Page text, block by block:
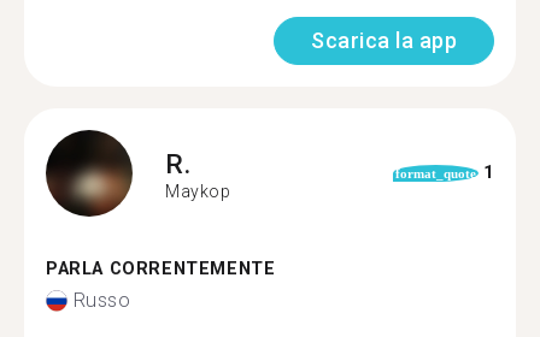
Scarica la app
R.
Maykop
format_quote 1
PARLA CORRENTEMENTE
Russo